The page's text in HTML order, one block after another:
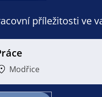
příležitosti ve
Modřice